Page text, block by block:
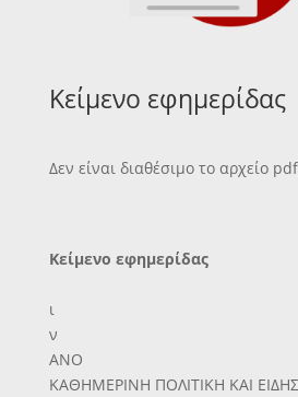
Κείμενο εφημερίδας
Δεν είναι διαθέσιμο το αρχείο
Κείμενο εφημερίδας
ι
ν
ΑΝΟ
ΚΑΘΗΜΕΡΙΝΗ ΠΟΛΙΤΙΚΗ ΚΑΙ